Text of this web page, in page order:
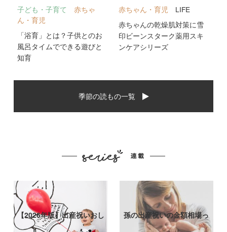
子ども・子育て
赤ちゃ
ん・育児
「浴育」とは？子供とのお
風呂タイムでできる遊びと
知育
赤ちゃん・育児
LIFE
赤ちゃんの乾燥肌対策に雪
印ビーンスターク薬用スキ
ンケアシリーズ
季節の読もの一覧
【2026年版】出産祝いおし
ゃれなプ…
孫の出産祝いの金額相場っ
て？出産祝い…